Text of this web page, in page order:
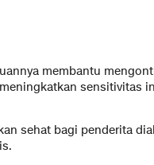
membantu
sensitivitas
sehat bagi penderita